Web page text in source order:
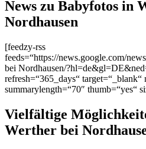
News zu Babyfotos in
Nordhausen
[feedzy-rss
feeds=“https://news.google.com/
bei Nordhausen/
refresh=“365_days“ target=“_blank“
summarylength=“70″ thumb=“yes“
Vielfältige
Werther bei